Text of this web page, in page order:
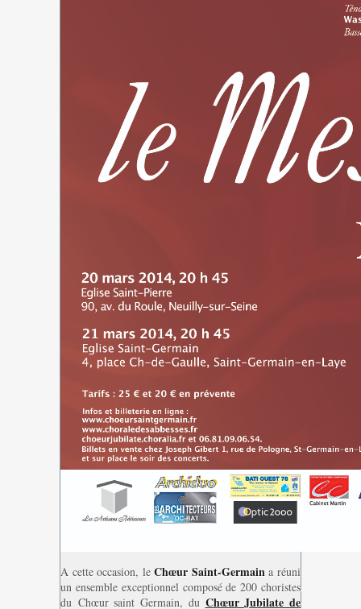
A cette occasion, leChœur Saint-Germain a réuni
un ensemble exceptionnel composé de 200 choristes
du Chœur saint Germain, du Chœur Jubilate de